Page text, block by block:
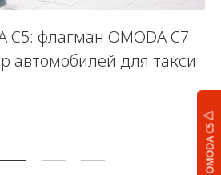
OMODA C5
C5: флагман OMODA C7
автомобилей для такси
5